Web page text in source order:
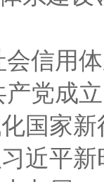
信用
党成
国家
近平